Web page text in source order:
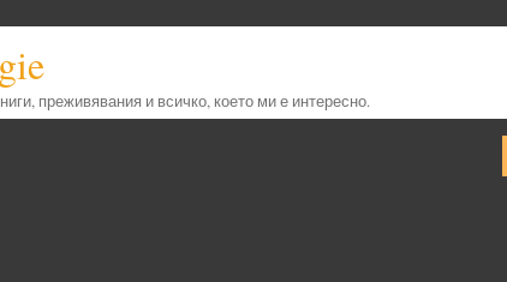
преживявания и всичко, което ми е интересно.